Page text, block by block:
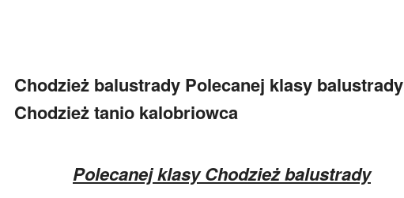
Chodzież balustrady Polecanej klasy balustrady
Chodzież tanio kalobriowca
Polecanej klasy Chodzież balustrady